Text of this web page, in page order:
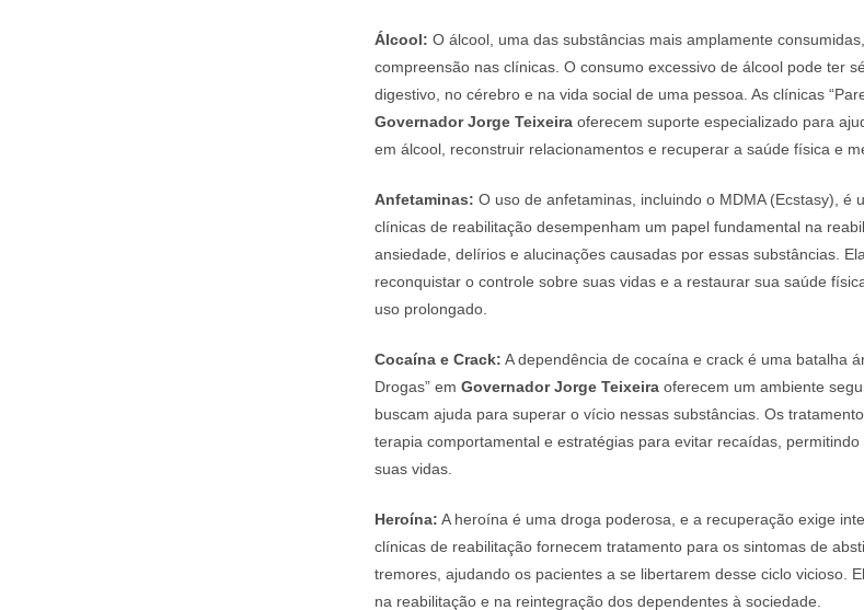
Álcool: O álcool, uma das substâncias mais amplamente
compreensão nas clínicas. O consumo excessivo de álcool pode ter
digestivo, no cérebro e na vida social de uma pessoa. As clínicas
Governador Jorge Teixeira oferecem suporte especializado para
em álcool, reconstruir relacionamentos e recuperar a saúde física e
Anfetaminas: O uso de anfetaminas, incluindo o MDMA (Ecstasy), é
clínicas de reabilitação desempenham um papel fundamental na
ansiedade, delírios e alucinações causadas por essas substâncias.
reconquistar o controle sobre suas vidas e a restaurar sua saúde
uso prolongado.
Cocaína e Crack: A dependência de cocaína e crack é uma batalha
Drogas” em Governador Jorge Teixeira oferecem um ambiente
buscam ajuda para superar o vício nessas substâncias. Os
terapia comportamental e estratégias para evitar recaídas,
suas vidas.
Heroína: A heroína é uma droga poderosa, e a recuperação exige
clínicas de reabilitação fornecem tratamento para os sintomas de
tremores, ajudando os pacientes a se libertarem desse ciclo vicioso.
na reabilitação e na reintegração dos dependentes à sociedade.